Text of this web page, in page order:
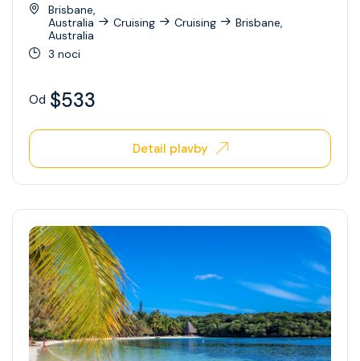
Brisbane,
Australia
Cruising Cruising
Brisbane,
Australia
3 noci
Od $533
Detail plavby